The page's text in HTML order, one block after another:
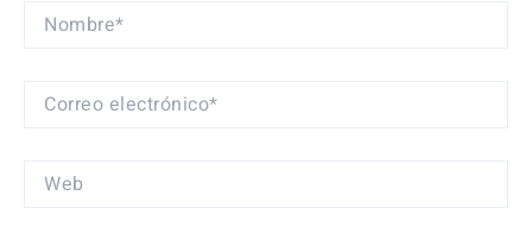
NOMBRE*
CORREO
WEB